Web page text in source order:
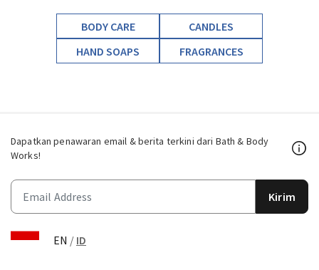
BODY CARE
CANDLES
HAND SOAPS
FRAGRANCES
Dapatkan penawaran email & berita terkini dari Bath & Body
Works!
Kirim
EN / ID